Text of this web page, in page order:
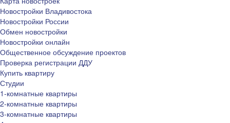
Новостройки Владивостока
Новостройки России
Обмен новостройки
Новостройки онлайн
Общественное обсуждение проектов
Проверка регистрации ДДУ
Купить квартиру
Студии
1-комнатные квартиры
2-комнатные квартиры
3-комнатные квартиры